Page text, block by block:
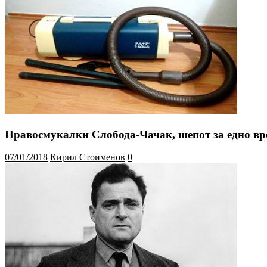
Правосмукалки Слобода-Чачак, шепот за едно
07/01/2018 Кирил Стоименов 0